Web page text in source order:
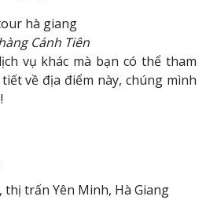
Cánh Tiên
vụ khác mà bạn có thể tham
về địa điểm này, chúng mình
thị trấn Yên Minh, Hà Giang